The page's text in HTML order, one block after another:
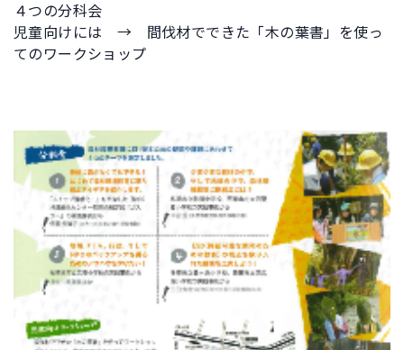
４つの分科会
児童向けには → 間伐材でできた「木の葉書」を使っ
てのワークショップ